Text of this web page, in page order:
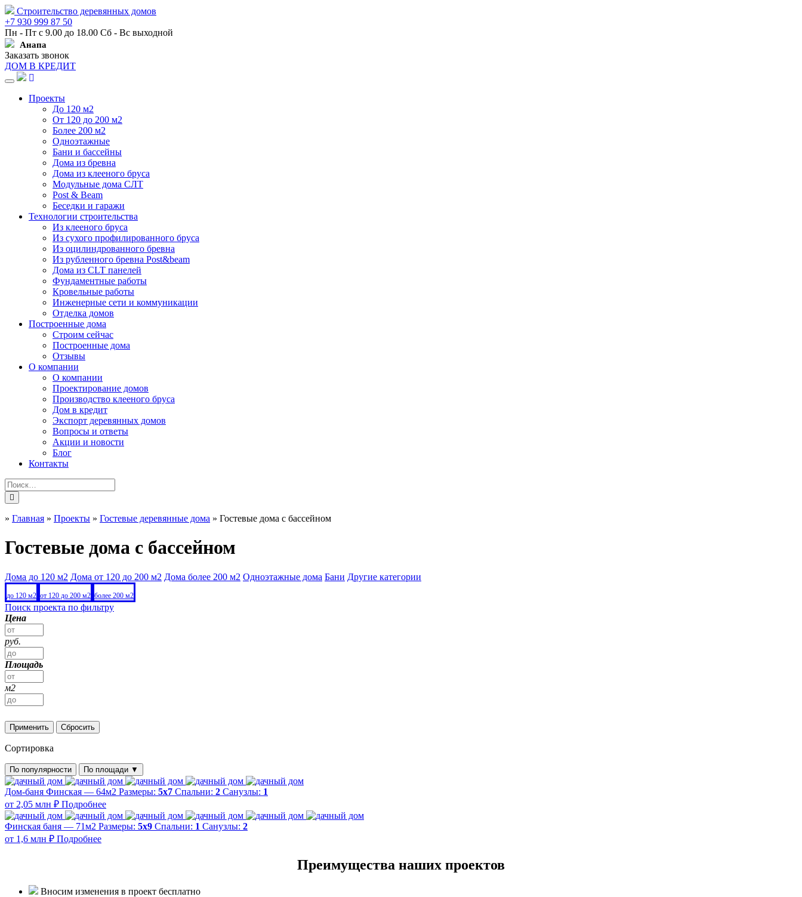
Строительство деревянных домов
+7 930 999 87 50
Пн - Пт с 9.00 до 18.00 Сб - Вс выходной
Анапа
Заказать звонок
ДОМ В КРЕДИТ
Навигация
Проекты
До 120 м2
От 120 до 200 м2
Более 200 м2
Одноэтажные
Бани и бассейны
Дома из бревна
Дома из клееного бруса
Модульные дома СЛТ
Post & Beam
Беседки и гаражи
Технологии строительства
Из клееного бруса
Из сухого профилированного бруса
Из оцилиндрованного бревна
Из рубленного бревна Post&beam
Дома из CLT панелей
Фундаментные работы
Кровельные работы
Инженерные сети и коммуникации
Отделка домов
Построенные дома
Строим сейчас
Построенные дома
Отзывы
О компании
О компании
Проектирование домов
Производство клееного бруса
Дом в кредит
Экспорт деревянных домов
Вопросы и ответы
Акции и новости
Блог
Контакты
» Главная » Проекты » Гостевые деревянные дома » Гостевые дома с бассейном
Гостевые дома с бассейном
Дома до 120 м2 Дома от 120 до 200 м2 Дома более 200 м2 Одноэтажные дома Бани Другие категории
до 120 м2 от 120 до 200 м2 более 200 м2
Поиск проекта по фильтру
Цена
руб.
Площадь
м2
Применить Сбросить
Сортировка
По популярности По площади ▼
Дом-баня Финская — 64м2 Размеры: 5х7 Спальни: 2 Санузлы: 1
от 2,05 млн ₽ Подробнее
Финская баня — 71м2 Размеры: 5х9 Спальни: 1 Санузлы: 2
от 1,6 млн ₽ Подробнее
Преимущества наших проектов
Вносим изменения в проект бесплатно